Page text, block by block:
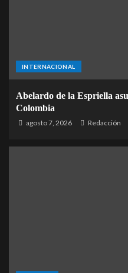
INTERNACIONAL
Abelardo de la Espriella
Colombia
agosto 7, 2026 Redacción